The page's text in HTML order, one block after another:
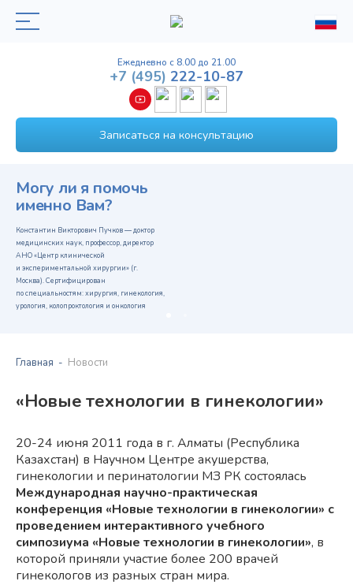
Ежедневно с 8.00 до 21.00
Записаться на консультацию
+7 (495) 222-10-87
Могу ли я помочь
именно Вам?
Константин Викторович Пучков — доктор
медицинских наук, профессор, директор
АНО «Центр клинической
и экспериментальной хирургии» (г.
Москва). Сертифицирован
по специальностям: хирургия, гинекология,
урология, колопроктология и онкология
Главная Новости
«Новые технологии в гинекологии»
20-24 июня 2011 года в г. Алматы (Республика
Казахстан) в Научном Центре акушерства,
гинекологии и перинатологии МЗ РК состоялась
Международная научно-практическая
конференция «Новые технологии в гинекологии» с
проведением интерактивного учебного
симпозиума «Новые технологии в гинекологии», в
которой приняли участие более 200 врачей
гинекологов из разных стран мира.